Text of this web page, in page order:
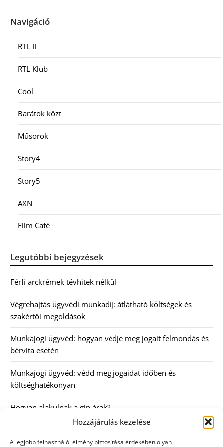
Hozzájárulás kezelése
A legjobb felhasználói élmény biztosítása érdekében olyan
Navigáció
RTL II
RTL Klub
Cool
Barátok közt
Műsorok
Story4
Story5
AXN
Film Café
Legutóbbi bejegyzések
Férfi arckrémek tévhitek nélkül
Végrehajtás ügyvédi munkadíj: átlátható költségek és
szakértői megoldások
Munkajogi ügyvéd: hogyan védje meg jogait felmondás és
bérvita esetén
Munkajogi ügyvéd: védd meg jogaidat időben és
költséghatékonyan
Hogyan alakulnak a gin árak?
Kategóriák